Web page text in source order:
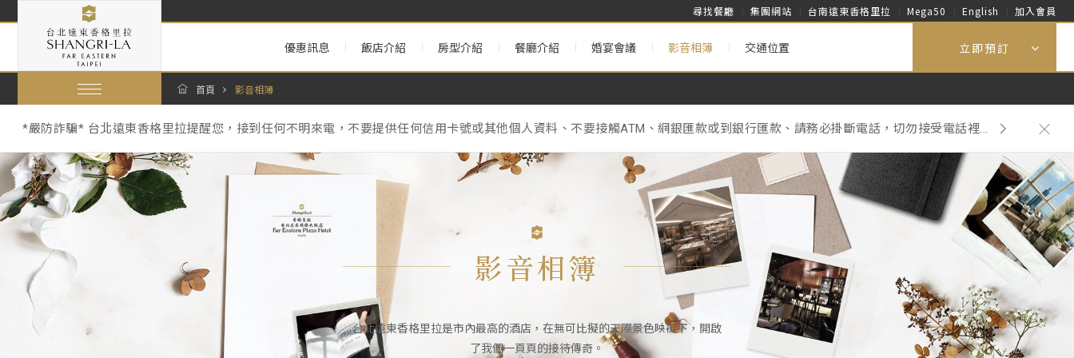
尋找餐廳 集團網站 台南遠東香格里拉 Mega50 English 加入會員
優惠訊息 飯店介紹 房型介紹 餐廳介紹 婚宴會議 影音相簿 交通位置 立即預訂
首頁 影音相簿
*嚴防詐騙* 台北遠東香格里拉提醒您，接到任何不明來電，不要提供任何信用卡號或其他個人資料、不要接觸ATM、網銀匯款或到銀行匯款、請務必掛斷電話，切勿接受電話裡...
【暑假期間泳池營運與年度維修調整通知 Summer Pool Operations & Annual Maintenance Notice】
*嚴防詐騙* 台北遠東香格里拉提醒您，接到任何不明來電，不要提供任何信用卡號或其他個人資料、不要接觸ATM、網銀匯款或到銀行匯款、請務必掛斷電話，切勿接受電話裡...
影音相簿
台北遠東香格里拉是市內最高的酒店，在無可比擬的天際景色映襯下，開啟
了我們一頁頁的接待傳奇。